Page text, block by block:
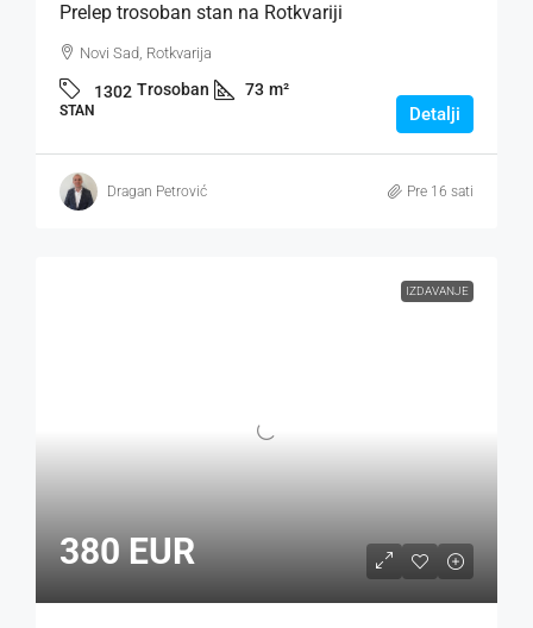
Prelep trosoban stan na Rotkvariji
Novi Sad, Rotkvarija
1302 Trosoban 73 m²
STAN Detalji
Dragan Petrović Pre 16 sati
IZDAVANJE
380 EUR